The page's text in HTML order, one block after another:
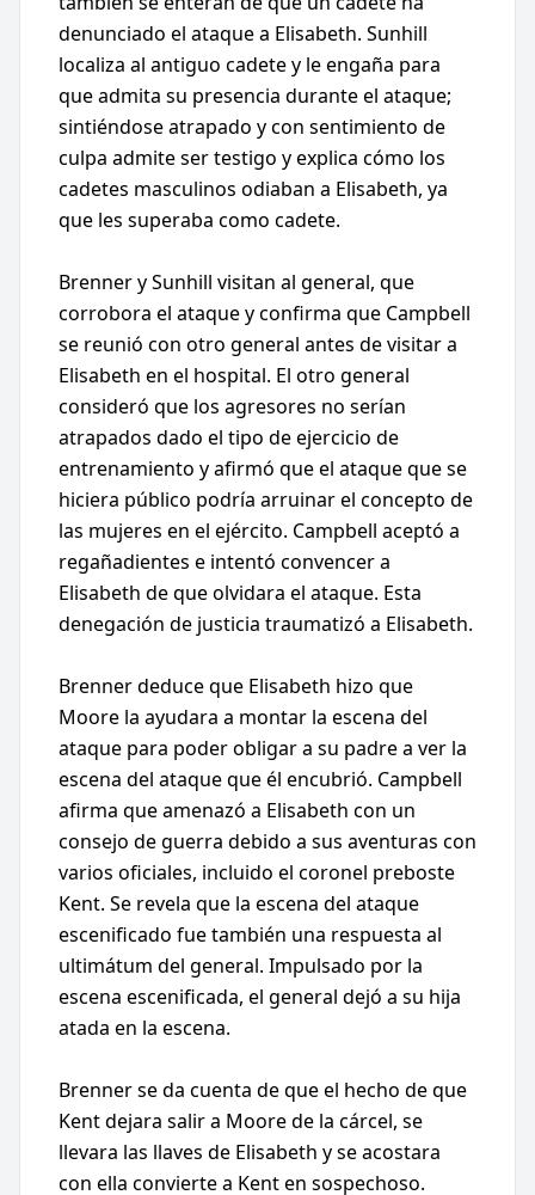
denunciado el ataque a Elisabeth. Sunhill
localiza al antiguo cadete y le engaña para
que admita su presencia durante el ataque;
sintiéndose atrapado y con sentimiento de
culpa admite ser testigo y explica cómo los
cadetes masculinos odiaban a Elisabeth, ya
que les superaba como cadete.
Brenner y Sunhill visitan al general, que
corrobora el ataque y confirma que Campbell
se reunió con otro general antes de visitar a
Elisabeth en el hospital. El otro general
consideró que los agresores no serían
atrapados dado el tipo de ejercicio de
entrenamiento y afirmó que el ataque que se
hiciera público podría arruinar el concepto de
las mujeres en el ejército. Campbell aceptó a
regañadientes e intentó convencer a
Elisabeth de que olvidara el ataque. Esta
denegación de justicia traumatizó a Elisabeth.
Brenner deduce que Elisabeth hizo que
Moore la ayudara a montar la escena del
ataque para poder obligar a su padre a ver la
escena del ataque que él encubrió. Campbell
afirma que amenazó a Elisabeth con un
consejo de guerra debido a sus aventuras con
varios oficiales, incluido el coronel preboste
Kent. Se revela que la escena del ataque
escenificado fue también una respuesta al
ultimátum del general. Impulsado por la
escena escenificada, el general dejó a su hija
atada en la escena.
Brenner se da cuenta de que el hecho de que
Kent dejara salir a Moore de la cárcel, se
llevara las llaves de Elisabeth y se acostara
con ella convierte a Kent en sospechoso.